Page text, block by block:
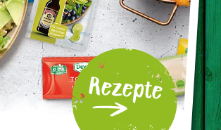
Rezepte